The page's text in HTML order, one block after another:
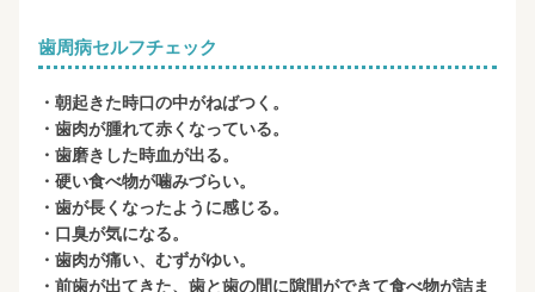
歯周病セルフチェック
・朝起きた時口の中がねばつく。
・歯肉が腫れて赤くなっている。
・歯磨きした時血が出る。
・硬い食べ物が噛みづらい。
・歯が長くなったように感じる。
・口臭が気になる。
・歯肉が痛い、むずがゆい。
・前歯が出てきた、歯と歯の間に隙間ができて食べ物が詰ま